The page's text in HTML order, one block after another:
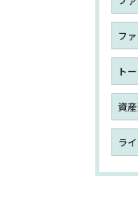
フ
ト
資
ラ